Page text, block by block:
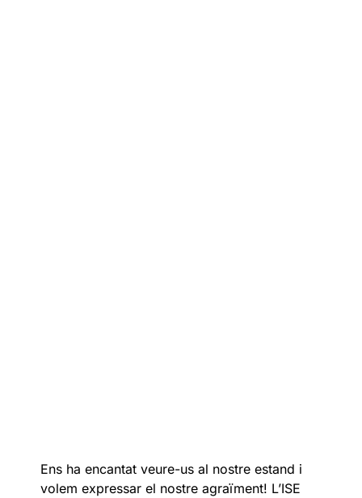
Ens ha encantat veure-us al nostre estand i
volem expressar el nostre agraïment! L’ISE